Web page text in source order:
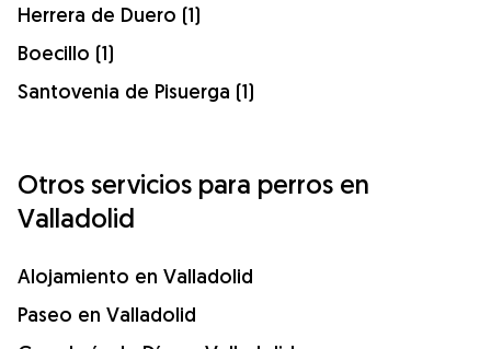
Herrera de Duero (1)
Boecillo (1)
Santovenia de Pisuerga (1)
Otros servicios para perros en
Valladolid
Alojamiento en Valladolid
Paseo en Valladolid